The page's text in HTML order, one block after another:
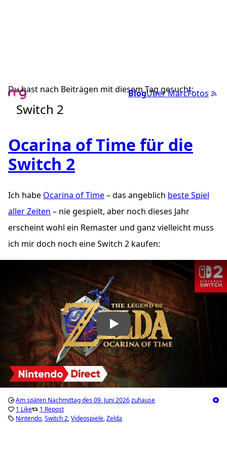
BlogÜber MarcFotos
Du hast nach Beiträgen mit diesem Tag gesucht:
Switch 2
Ocarina of Time für die
Switch 2
Ich habe Ocarina of Time– das angeblich beste Spiel
aller Zeiten – nie gespielt, aber noch dieses Jahr
erscheint wohl ein Remaster und ganz vielleicht muss
ich mir doch noch eine Switch 2 kaufen:
„The Legend of Zelda: Ocarina of Time – Nintendo Direct
Am späten Nachmittag des 09. Juni 2026zuhause
1 Like
1 Repost
Nintendo Switch 2 Videospiele Zelda